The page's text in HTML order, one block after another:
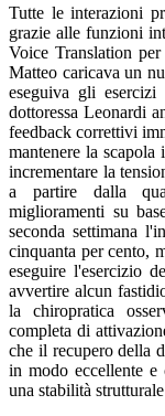
Tutte le interazioni
grazie alle funzioni
Voice Translation
Matteo caricava un
eseguiva gli
dottoressa Leonardi
feedback correttivi
mantenere la
incrementare la
a partire dalla
miglioramenti su
seconda settimana
cinquanta per cento,
eseguire l'esercizio
avvertire alcun
la chiropratica
completa di
che il recupero della
in modo eccellente e
una stabilità